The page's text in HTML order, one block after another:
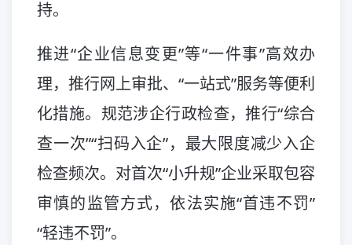
持。
推进“企业信息变更”等“一件事”高效办
理，推行网上审批、“一站式”服务等便利
化措施。规范涉企行政检查，推行“综合
查一次”“扫码入企”，最大限度减少入企
检查频次。对首次“小升规”企业采取包容
审慎的监管方式，依法实施“首违不罚”
“轻违不罚”。